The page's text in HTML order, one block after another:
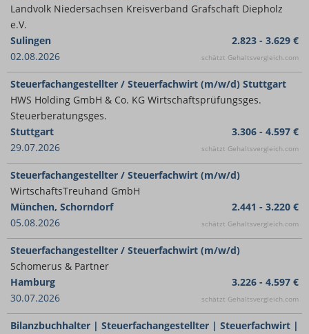
Landvolk Niedersachsen Kreisverband Grafschaft Diepholz
e.V.
Sulingen
02.08.2026
2.823 - 3.629 €
schätzt Gehaltsvergleich.com
Steuerfachangestellter / Steuerfachwirt (m/w/d) Stuttgart
HWS Holding GmbH & Co. KG Wirtschaftsprüfungsges.
Steuerberatungsges.
Stuttgart
29.07.2026
3.306 - 4.597 €
schätzt Gehaltsvergleich.com
Steuerfachangestellter / Steuerfachwirt (m/w/d)
WirtschaftsTreuhand GmbH
München, Schorndorf
05.08.2026
2.441 - 3.220 €
schätzt Gehaltsvergleich.com
Steuerfachangestellter / Steuerfachwirt (m/w/d)
Schomerus & Partner
Hamburg
30.07.2026
3.226 - 4.597 €
schätzt Gehaltsvergleich.com
Bilanzbuchhalter | Steuerfachangestellter | Steuerfachwirt |